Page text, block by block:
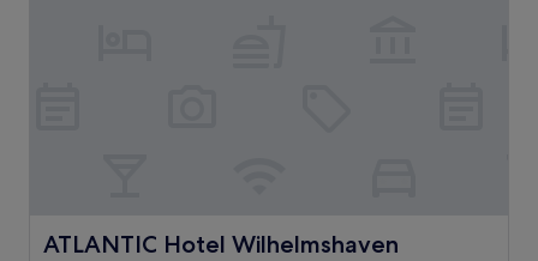
ATLANTIC Hotel Wilhelmshaven
ATLANTIC Hotel Wilhelmshaven